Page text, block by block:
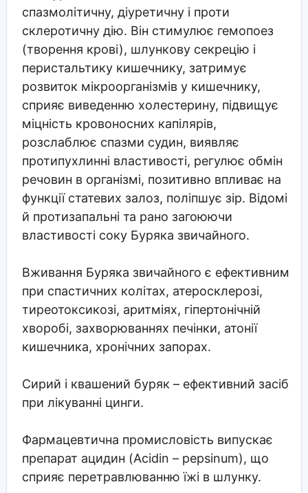
спазмолітичну, діуретичну і проти
склеротичну дію. Він стимулює гемопоез
(творення крові), шлункову секрецію і
перистальтику кишечнику, затримує
розвиток мікроорганізмів у кишечнику,
сприяє виведенню холестерину, підвищує
міцність кровоносних капілярів,
розслаблює спазми судин, виявляє
протипухлинні властивості, регулює обмін
речовин в організмі, позитивно впливає на
функції статевих залоз, поліпшує зір. Відомі
й протизапальні та рано загоюючи
властивості соку Буряка звичайного.
Вживання Буряка звичайного є ефективним
при спастичних колітах, атеросклерозі,
тиреотоксикозі, аритміях, гіпертонічній
хворобі, захворюваннях печінки, атонії
кишечника, хронічних запорах.
Сирий і квашений буряк – ефективний засіб
при лікуванні цинги.
Фармацевтична промисловість випускає
препарат ацидин (Acidin – pepsinum), що
сприяє перетравлюванню їжі в шлунку.